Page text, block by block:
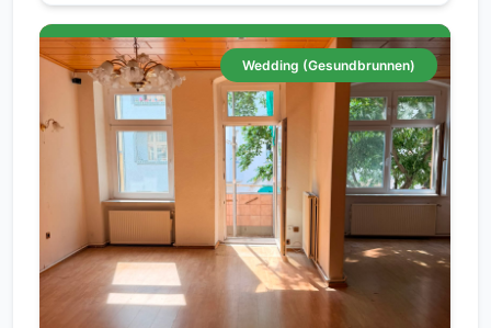
Wedding (Gesundbrunnen)